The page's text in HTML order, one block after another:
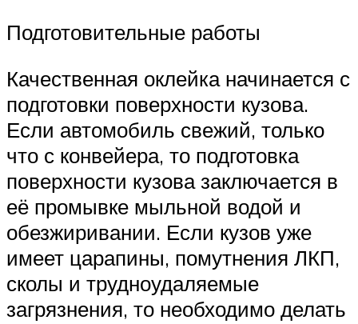
Подготовительные работы
Качественная оклейка начинается с
подготовки поверхности кузова.
Если автомобиль свежий, только
что с конвейера, то подготовка
поверхности кузова заключается в
её промывке мыльной водой и
обезжиривании. Если кузов уже
имеет царапины, помутнения ЛКП,
сколы и трудноудаляемые
загрязнения, то необходимо делать